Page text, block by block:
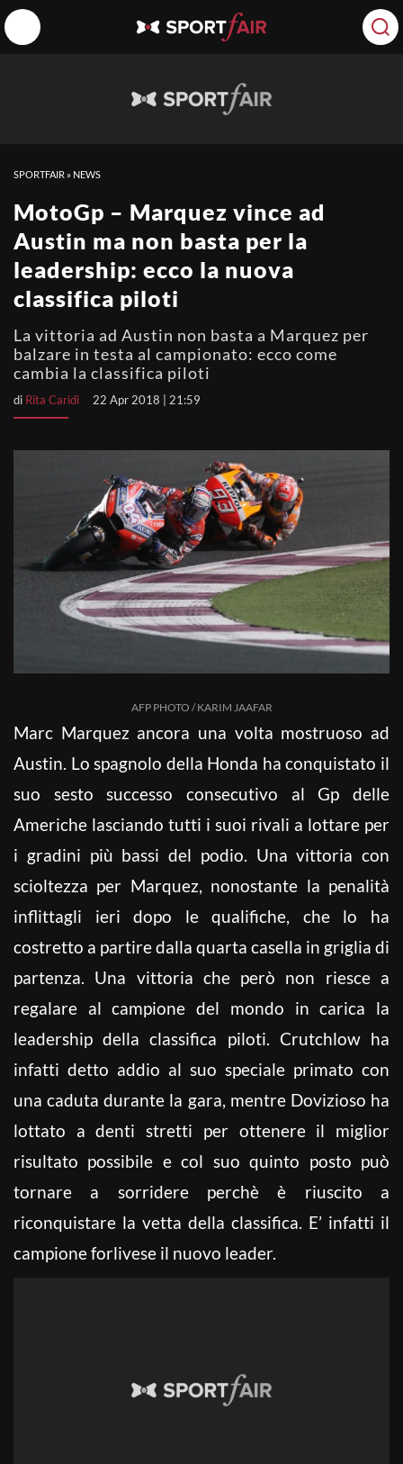
SPORTFAIR » NEWS
MotoGp – Marquez vince ad
Austin ma non basta per la
leadership: ecco la nuova
classifica piloti
La vittoria ad Austin non basta a Marquez per
balzare in testa al campionato: ecco come
cambia la classifica piloti
di Rita Caridi 22 Apr 2018 | 21:59
AFP PHOTO / KARIM JAAFAR
Marc Marquez ancora una volta mostruoso ad
Austin. Lo spagnolo della Honda ha conquistato il
suo sesto successo consecutivo al Gp delle
Americhe lasciando tutti i suoi rivali a lottare per
i gradini più bassi del podio. Una vittoria con
scioltezza per Marquez, nonostante la penalità
inflittagli ieri dopo le qualifiche, che lo ha
costretto a partire dalla quarta casella in griglia di
partenza. Una vittoria che però non riesce a
regalare al campione del mondo in carica la
leadership della classifica piloti. Crutchlow ha
infatti detto addio al suo speciale primato con
una caduta durante la gara, mentre Dovizioso ha
lottato a denti stretti per ottenere il miglior
risultato possibile e col suo quinto posto può
tornare a sorridere perchè è riuscito a
riconquistare la vetta della classifica. E’ infatti il
campione forlivese il nuovo leader.